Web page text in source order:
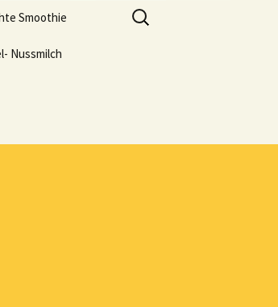
Smoothie
Nussmilch
Suchen
nach: